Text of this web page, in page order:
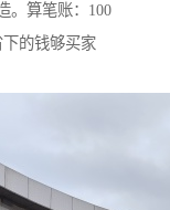
。算笔账：100
的钱够买家